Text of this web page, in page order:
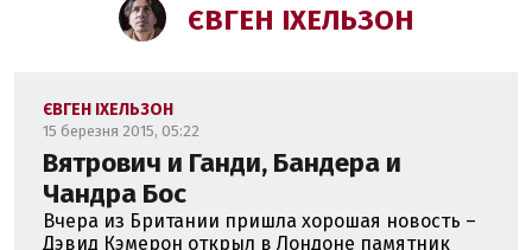
ЄВГЕН ІХЕЛЬЗОН
ЄВГЕН ІХЕЛЬЗОН
15 березня 2015, 05:22
Вятрович и Ганди, Бандера и
Чандра Бос
Вчера из Британии пришла хорошая новость –
Дэвид Кэмерон открыл в Лондоне памятник